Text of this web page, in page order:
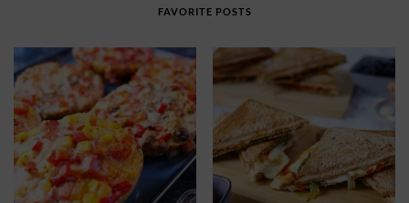
FAVORITE POSTS